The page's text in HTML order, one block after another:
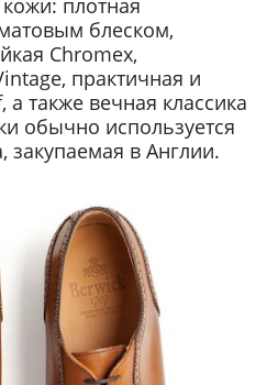
плотная
блеском,
Chromex,
практичная и
также вечная классика
обычно используется
закупаемая в Англии.